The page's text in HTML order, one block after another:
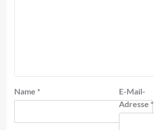
Name *
E-Mail-
Adresse*